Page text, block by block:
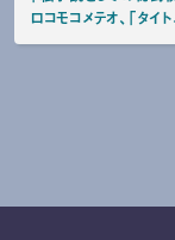
ロコモコメテオ、「タイ